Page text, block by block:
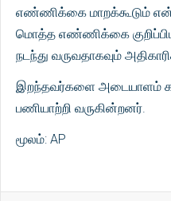
எண்ணிக்கை மாறக்கூடும்
மொத்த எண்ணிக்கை
நடந்து வருவதாகவும்
இறந்தவர்களை அடையாளம்
பணியாற்றி வருகின்றனர்.
மூலம்: AP